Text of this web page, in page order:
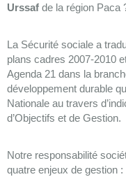
Urssaf de la région Paca
La Sécurité sociale a
plans cadres 2007-2010
Agenda 21 dans la
développement durable
Nationale au travers
d’Objectifs et de Gestion.
Notre responsabilité
quatre enjeux de gestion :